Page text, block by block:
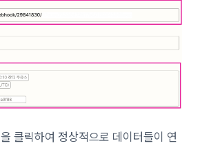
을 클릭하여 정상적으로 데이터들이 연